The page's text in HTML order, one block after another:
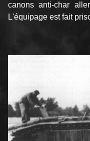
canons anti-char
L'équipage est fait